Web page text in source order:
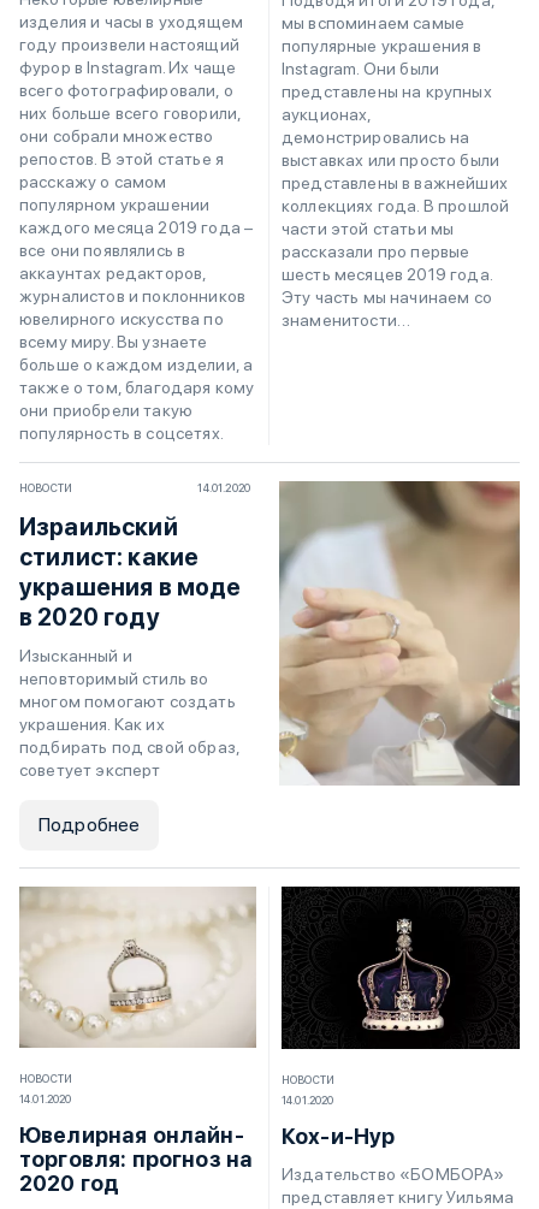
изделия и часы в уходящем
году произвели настоящий
фурор в Instagram. Их чаще
всего фотографировали, о
них больше всего говорили,
они собрали множество
репостов. В этой статье я
расскажу о самом
популярном украшении
каждого месяца 2019 года –
все они появлялись в
аккаунтах редакторов,
журналистов и поклонников
ювелирного искусства по
всему миру. Вы узнаете
больше о каждом изделии, а
также о том, благодаря кому
они приобрели такую
популярность в соцсетях.
мы вспоминаем самые
популярные украшения в
Instagram. Они были
представлены на крупных
аукционах,
демонстрировались на
выставках или просто были
представлены в важнейших
коллекциях года. В прошлой
части этой статьи мы
рассказали про первые
шесть месяцев 2019 года.
Эту часть мы начинаем со
знаменитости…
НОВОСТИ 14.01.2020
Израильский
стилист: какие
украшения в моде
в 2020 году
Изысканный и
неповторимый стиль во
многом помогают создать
украшения. Как их
подбирать под свой образ,
советует эксперт
Подробнее
НОВОСТИ
14.01.2020
Ювелирная онлайн-
торговля: прогноз на
2020 год
НОВОСТИ
14.01.2020
Кох-и-Нур
Издательство «БОМБОРА»
представляет книгу Уильяма